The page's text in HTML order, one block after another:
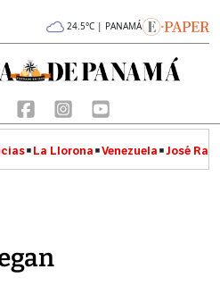
24.5°C | PANAMÁ
La Llorona Venezuela José